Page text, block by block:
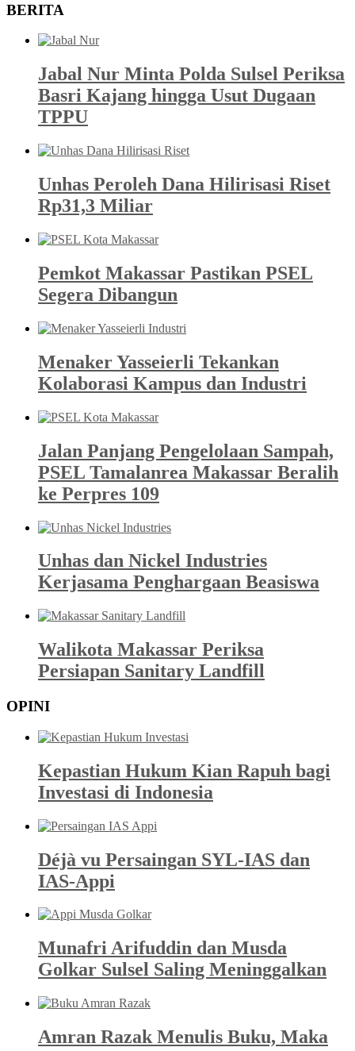
BERITA
Jabal Nur Minta Polda Sulsel Periksa
Basri Kajang hingga Usut Dugaan
TPPU
Unhas Peroleh Dana Hilirisasi Riset
Rp31,3 Miliar
Pemkot Makassar Pastikan PSEL
Segera Dibangun
Menaker Yasseierli Tekankan
Kolaborasi Kampus dan Industri
Jalan Panjang Pengelolaan Sampah,
PSEL Tamalanrea Makassar Beralih
ke Perpres 109
Unhas dan Nickel Industries
Kerjasama Penghargaan Beasiswa
Walikota Makassar Periksa
Persiapan Sanitary Landfill
OPINI
Kepastian Hukum Kian Rapuh bagi
Investasi di Indonesia
Déjà vu Persaingan SYL-IAS dan
IAS-Appi
Munafri Arifuddin dan Musda
Golkar Sulsel Saling Meninggalkan
Amran Razak Menulis Buku, Maka